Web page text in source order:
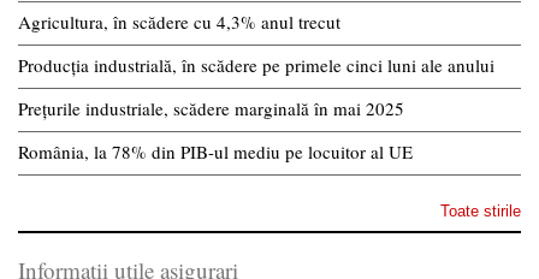
Agricultura, în scădere cu 4,3% anul trecut
Producția industrială, în scădere pe primele cinci luni ale anului
Prețurile industriale, scădere marginală în mai 2025
România, la 78% din PIB-ul mediu pe locuitor al UE
Toate stirile
Informatii utile asigurari